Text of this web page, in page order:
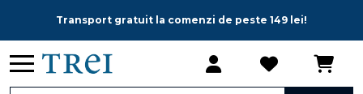
Transport gratuit la comenzi de peste 149 lei!